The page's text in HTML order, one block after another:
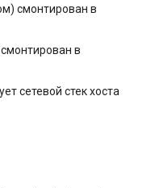
смонтирован в
смонтирован в
сетевой стек хоста